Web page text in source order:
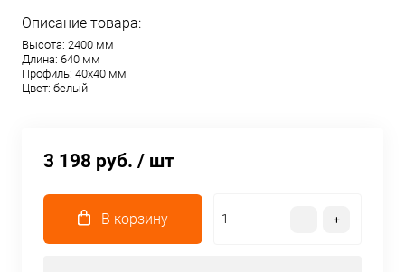
Описание товара:
Высота: 2400 мм
Длина: 640 мм
Профиль: 40х40 мм
Цвет: белый
3 198 руб. / шт
В корзину